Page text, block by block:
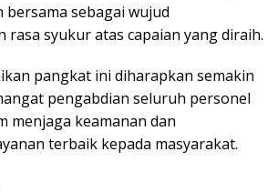
sebagai wujud
rasa syukur atas capaian yang diraih.
pangkat ini diharapkan semakin
pengabdian seluruh personel
menjaga keamanan dan
terbaik kepada masyarakat.